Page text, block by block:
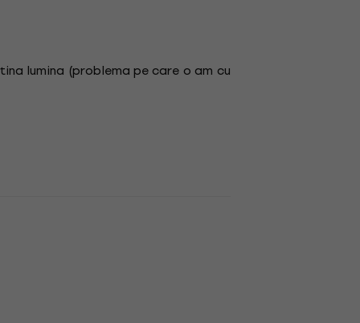
lumina (problema pe care o am cu